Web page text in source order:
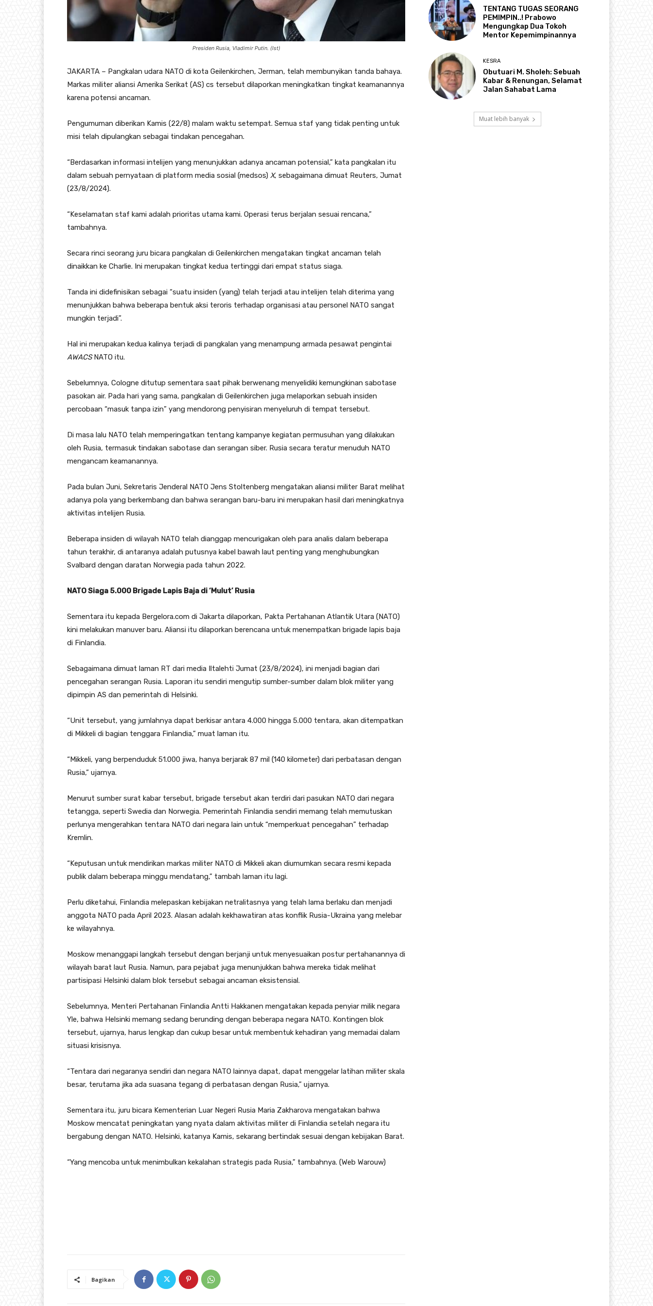
Presiden Rusia, Vladimir Putin. (Ist)
JAKARTA – Pangkalan udara NATO di kota Geilenkirchen, Jerman, telah membunyikan tanda bahaya.
Markas militer aliansi Amerika Serikat (AS) cs tersebut dilaporkan meningkatkan tingkat keamanannya
karena potensi ancaman.
Pengumuman diberikan Kamis (22/8) malam waktu setempat. Semua staf yang tidak penting untuk
misi telah dipulangkan sebagai tindakan pencegahan.
“Berdasarkan informasi intelijen yang menunjukkan adanya ancaman potensial,” kata pangkalan itu
dalam sebuah pernyataan di platform media sosial (medsos) X, sebagaimana dimuat Reuters, Jumat
(23/8/2024).
“Keselamatan staf kami adalah prioritas utama kami. Operasi terus berjalan sesuai rencana,”
tambahnya.
Secara rinci seorang juru bicara pangkalan di Geilenkirchen mengatakan tingkat ancaman telah
dinaikkan ke Charlie. Ini merupakan tingkat kedua tertinggi dari empat status siaga.
Tanda ini didefinisikan sebagai “suatu insiden (yang) telah terjadi atau intelijen telah diterima yang
menunjukkan bahwa beberapa bentuk aksi teroris terhadap organisasi atau personel NATO sangat
mungkin terjadi”.
Hal ini merupakan kedua kalinya terjadi di pangkalan yang menampung armada pesawat pengintai
AWACSNATO itu.
Sebelumnya, Cologne ditutup sementara saat pihak berwenang menyelidiki kemungkinan sabotase
pasokan air. Pada hari yang sama, pangkalan di Geilenkirchen juga melaporkan sebuah insiden
percobaan “masuk tanpa izin” yang mendorong penyisiran menyeluruh di tempat tersebut.
Di masa lalu NATO telah memperingatkan tentang kampanye kegiatan permusuhan yang dilakukan
oleh Rusia, termasuk tindakan sabotase dan serangan siber. Rusia secara teratur menuduh NATO
mengancam keamanannya.
Pada bulan Juni, Sekretaris Jenderal NATO Jens Stoltenberg mengatakan aliansi militer Barat melihat
adanya pola yang berkembang dan bahwa serangan baru-baru ini merupakan hasil dari meningkatnya
aktivitas intelijen Rusia.
Beberapa insiden di wilayah NATO telah dianggap mencurigakan oleh para analis dalam beberapa
tahun terakhir, di antaranya adalah putusnya kabel bawah laut penting yang menghubungkan
Svalbard dengan daratan Norwegia pada tahun 2022.
NATO Siaga 5.000 Brigade Lapis Baja di ‘Mulut’ Rusia
Sementara itu kepada Bergelora.com di Jakarta dilaporkan, Pakta Pertahanan Atlantik Utara (NATO)
kini melakukan manuver baru. Aliansi itu dilaporkan berencana untuk menempatkan brigade lapis baja
di Finlandia.
Sebagaimana dimuat laman RT dari media Iltalehti Jumat (23/8/2024), ini menjadi bagian dari
pencegahan serangan Rusia. Laporan itu sendiri mengutip sumber-sumber dalam blok militer yang
dipimpin AS dan pemerintah di Helsinki.
“Unit tersebut, yang jumlahnya dapat berkisar antara 4.000 hingga 5.000 tentara, akan ditempatkan
di Mikkeli di bagian tenggara Finlandia,” muat laman itu.
“Mikkeli, yang berpenduduk 51.000 jiwa, hanya berjarak 87 mil (140 kilometer) dari perbatasan dengan
Rusia,” ujarnya.
Menurut sumber surat kabar tersebut, brigade tersebut akan terdiri dari pasukan NATO dari negara
tetangga, seperti Swedia dan Norwegia. Pemerintah Finlandia sendiri memang telah memutuskan
perlunya mengerahkan tentara NATO dari negara lain untuk “memperkuat pencegahan” terhadap
Kremlin.
“Keputusan untuk mendirikan markas militer NATO di Mikkeli akan diumumkan secara resmi kepada
publik dalam beberapa minggu mendatang,” tambah laman itu lagi.
Perlu diketahui, Finlandia melepaskan kebijakan netralitasnya yang telah lama berlaku dan menjadi
anggota NATO pada April 2023. Alasan adalah kekhawatiran atas konflik Rusia-Ukraina yang melebar
ke wilayahnya.
Moskow menanggapi langkah tersebut dengan berjanji untuk menyesuaikan postur pertahanannya di
wilayah barat laut Rusia. Namun, para pejabat juga menunjukkan bahwa mereka tidak melihat
partisipasi Helsinki dalam blok tersebut sebagai ancaman eksistensial.
Sebelumnya, Menteri Pertahanan Finlandia Antti Hakkanen mengatakan kepada penyiar milik negara
Yle, bahwa Helsinki memang sedang berunding dengan beberapa negara NATO. Kontingen blok
tersebut, ujarnya, harus lengkap dan cukup besar untuk membentuk kehadiran yang memadai dalam
situasi krisisnya.
“Tentara dari negaranya sendiri dan negara NATO lainnya dapat, dapat menggelar latihan militer skala
besar, terutama jika ada suasana tegang di perbatasan dengan Rusia,” ujarnya.
Sementara itu, juru bicara Kementerian Luar Negeri Rusia Maria Zakharova mengatakan bahwa
Moskow mencatat peningkatan yang nyata dalam aktivitas militer di Finlandia setelah negara itu
bergabung dengan NATO. Helsinki, katanya Kamis, sekarang bertindak sesuai dengan kebijakan Barat.
“Yang mencoba untuk menimbulkan kekalahan strategis pada Rusia,” tambahnya. (Web Warouw)
Bagikan
TENTANG TUGAS SEORANG
PEMIMPIN..! Prabowo
Mengungkap Dua Tokoh
Mentor Kepemimpinannya
KESRA
Obutuari M. Sholeh: Sebuah
Kabar & Renungan, Selamat
Jalan Sahabat Lama
Muat lebih banyak